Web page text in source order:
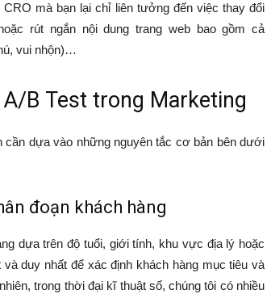
mà bạn lại chỉ liên tưởng đến việc thay đổi
rút ngắn nội dung trang web bao gồm cả
vui nhộn)…
B Test trong Marketing
dựa vào những nguyên tắc cơ bản bên dưới
đoạn khách hàng
dựa trên độ tuổi, giới tính, khu vực địa lý hoặc
duy nhất để xác định khách hàng mục tiêu và
trong thời đại kĩ thuật số, chúng tôi có nhiều